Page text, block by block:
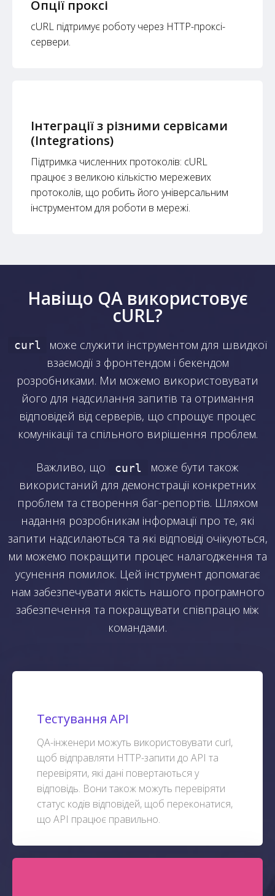
Опції проксі
cURL підтримує роботу через HTTP-проксі-
сервери.
Інтеграції з різними сервісами
(Integrations)
Підтримка численних протоколів: cURL
працює з великою кількістю мережевих
протоколів, що робить його універсальним
інструментом для роботи в мережі.
Навіщо QA використовує
cURL?
curl
може служити інструментом для швидкої
взаємодії з фронтендом і бекендом
розробниками. Ми можемо використовувати
його для надсилання запитів та отримання
відповідей від серверів, що спрощує процес
комунікації та спільного вирішення проблем.
Важливо, що curl
може бути також
використаний для демонстрації конкретних
проблем та створення баг-репортів. Шляхом
надання розробникам інформації про те, які
запити надсилаються та які відповіді очікуються,
ми можемо покращити процес налагодження та
усунення помилок. Цей інструмент допомагає
нам забезпечувати якість нашого програмного
забезпечення та покращувати співпрацю між
командами.
Тестування API
QA-інженери можуть використовувати curl,
щоб відправляти HTTP-запити до API та
перевіряти, які дані повертаються у
відповідь. Вони також можуть перевіряти
статус кодів відповідей, щоб переконатися,
що API працює правильно.